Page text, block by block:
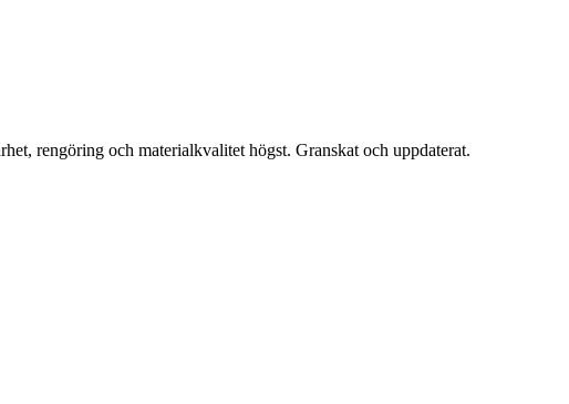
rengöring och materialkvalitet högst. Granskat och uppdaterat.